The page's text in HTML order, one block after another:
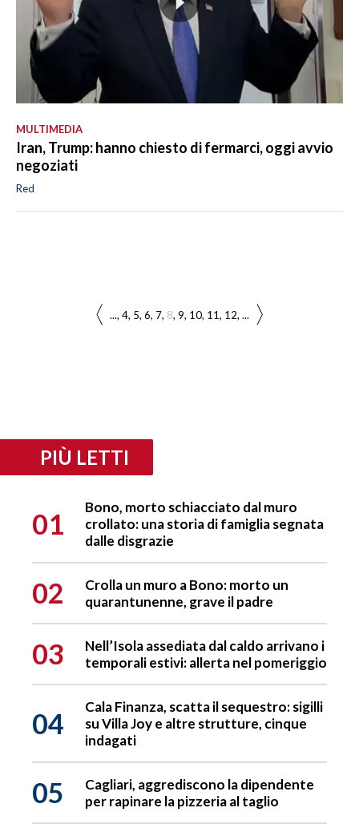
MULTIMEDIA
Iran, Trump: hanno chiesto di fermarci, oggi avvio
negoziati
Red
... 4 5 6 7 8 9 10 11 12 ...
PIÙ LETTI
01
Bono, morto schiacciato dal muro
crollato: una storia di famiglia segnata
dalle disgrazie
02
Crolla un muro a Bono: morto un
quarantunenne, grave il padre
03
Nell’Isola assediata dal caldo arrivano i
temporali estivi: allerta nel pomeriggio
04
Cala Finanza, scatta il sequestro: sigilli
su Villa Joy e altre strutture, cinque
indagati
05
Cagliari, aggrediscono la dipendente
per rapinare la pizzeria al taglio